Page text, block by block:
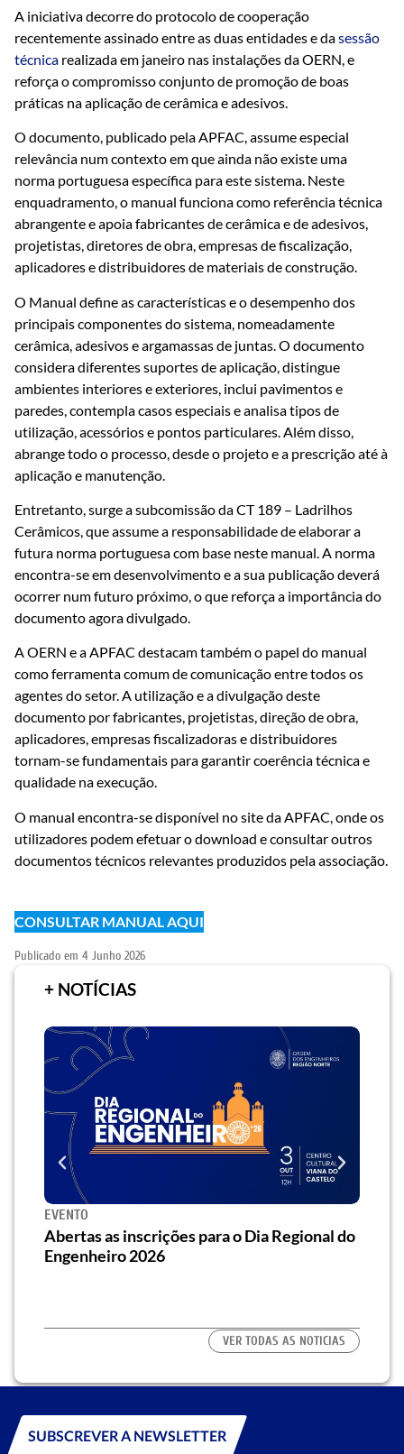
A iniciativa decorre do protocolo de cooperação
recentemente assinado entre as duas entidades e dasessão
técnica realizada em janeiro nas instalações da OERN, e
reforça o compromisso conjunto de promoção de boas
práticas na aplicação de cerâmica e adesivos.
O documento, publicado pela APFAC, assume especial
relevância num contexto em que ainda não existe uma
norma portuguesa específica para este sistema. Neste
enquadramento, o manual funciona como referência técnica
abrangente e apoia fabricantes de cerâmica e de adesivos,
projetistas, diretores de obra, empresas de fiscalização,
aplicadores e distribuidores de materiais de construção.
O Manual define as características e o desempenho dos
principais componentes do sistema, nomeadamente
cerâmica, adesivos e argamassas de juntas. O documento
considera diferentes suportes de aplicação, distingue
ambientes interiores e exteriores, inclui pavimentos e
paredes, contempla casos especiais e analisa tipos de
utilização, acessórios e pontos particulares. Além disso,
abrange todo o processo, desde o projeto e a prescrição até à
aplicação e manutenção.
Entretanto, surge a subcomissão da CT 189 – Ladrilhos
Cerâmicos, que assume a responsabilidade de elaborar a
futura norma portuguesa com base neste manual. A norma
encontra-se em desenvolvimento e a sua publicação deverá
ocorrer num futuro próximo, o que reforça a importância do
documento agora divulgado.
A OERN e a APFAC destacam também o papel do manual
como ferramenta comum de comunicação entre todos os
agentes do setor. A utilização e a divulgação deste
documento por fabricantes, projetistas, direção de obra,
aplicadores, empresas fiscalizadoras e distribuidores
tornam-se fundamentais para garantir coerência técnica e
qualidade na execução.
O manual encontra-se disponível no site da APFAC, onde os
utilizadores podem efetuar o download e consultar outros
documentos técnicos relevantes produzidos pela associação.
CONSULTAR MANUAL AQUI
Publicado em 4 Junho 2026
+ NOTÍCIAS
EVENTO
Abertas as inscrições para o Dia Regional do
Engenheiro 2026
VER TODAS AS NOTICIAS
SUBSCREVER A NEWSLETTER